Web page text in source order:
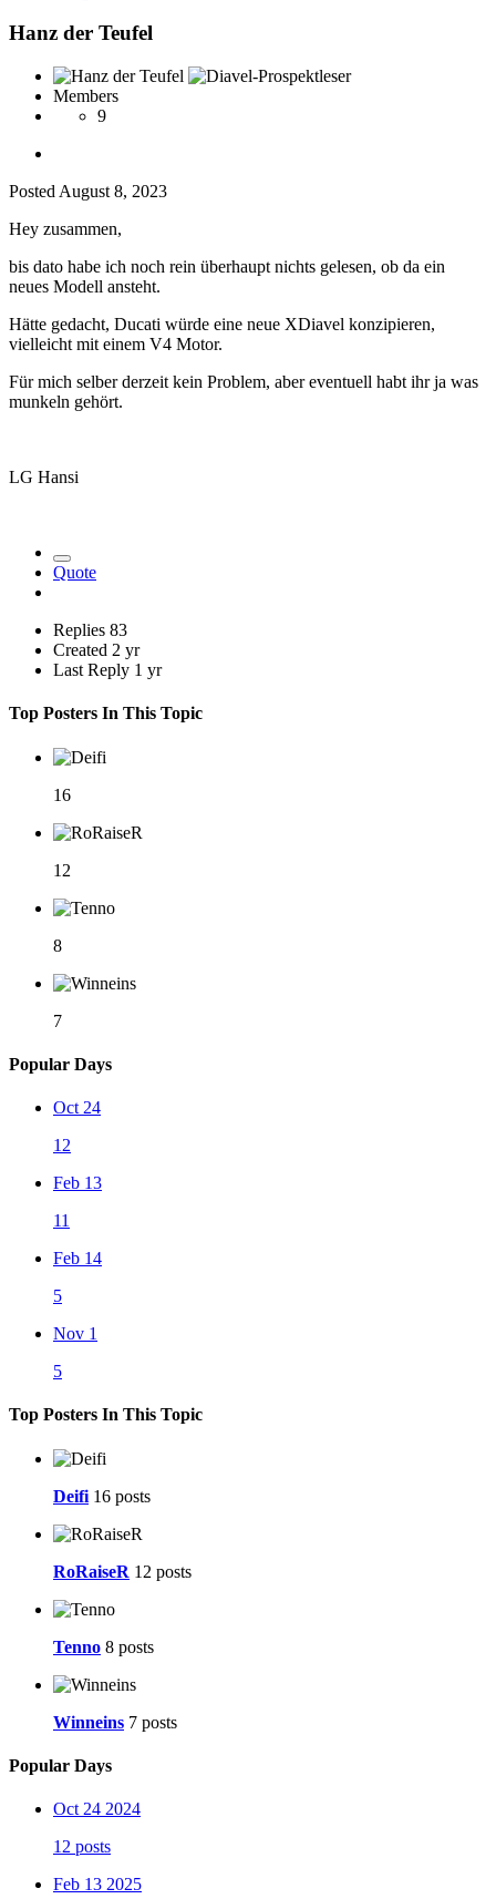
Hanz der Teufel
Members
9
Posted August 8, 2023
Hey zusammen,
bis dato habe ich noch rein überhaupt nichts gelesen, ob da ein
neues Modell ansteht.
Hätte gedacht, Ducati würde eine neue XDiavel konzipieren,
vielleicht mit einem V4 Motor.
Für mich selber derzeit kein Problem, aber eventuell habt ihr ja was
munkeln gehört.
LG Hansi
Quote
Replies 83
Created 2 yr
Last Reply 1 yr
Top Posters In This Topic
16
12
8
7
Popular Days
Oct 24
12
Feb 13
11
Feb 14
5
Nov 1
5
Top Posters In This Topic
Deifi 16 posts
RoRaiseR 12 posts
Tenno 8 posts
Winneins 7 posts
Popular Days
Oct 24 2024
12 posts
Feb 13 2025